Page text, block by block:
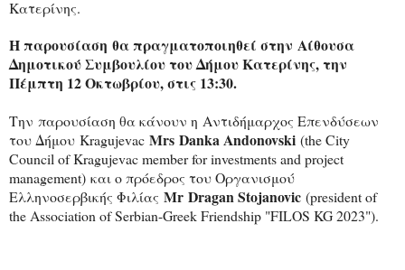
Κατερίνης.
Η παρουσίαση θα πραγματοποιηθεί στην Αίθουσα
Δημοτικού Συμβουλίου του Δήμου Κατερίνης, την
Πέμπτη 12 Οκτωβρίου, στις 13:30.
Την παρουσίαση θα κάνουν η Αντιδήμαρχος Επενδύσεων
του Δήμου Kragujevac Mrs Danka Andonovski (the City
Council of Kragujevac member for investments and project
management) και ο πρόεδρος του Οργανισμού
Ελληνοσερβικής Φιλίας Mr Dragan Stojanovic (president of
the Association of Serbian-Greek Friendship "FILOS KG 2023").